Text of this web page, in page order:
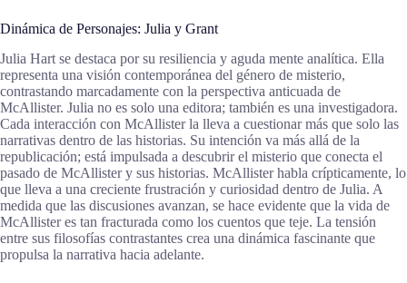
Dinámica de Personajes: Julia y Grant
Julia Hart se destaca por su resiliencia y aguda mente analítica. Ella
representa una visión contemporánea del género de misterio,
contrastando marcadamente con la perspectiva anticuada de
McAllister. Julia no es solo una editora; también es una investigadora.
Cada interacción con McAllister la lleva a cuestionar más que solo las
narrativas dentro de las historias. Su intención va más allá de la
republicación; está impulsada a descubrir el misterio que conecta el
pasado de McAllister y sus historias. McAllister habla crípticamente, lo
que lleva a una creciente frustración y curiosidad dentro de Julia. A
medida que las discusiones avanzan, se hace evidente que la vida de
McAllister es tan fracturada como los cuentos que teje. La tensión
entre sus filosofías contrastantes crea una dinámica fascinante que
propulsa la narrativa hacia adelante.